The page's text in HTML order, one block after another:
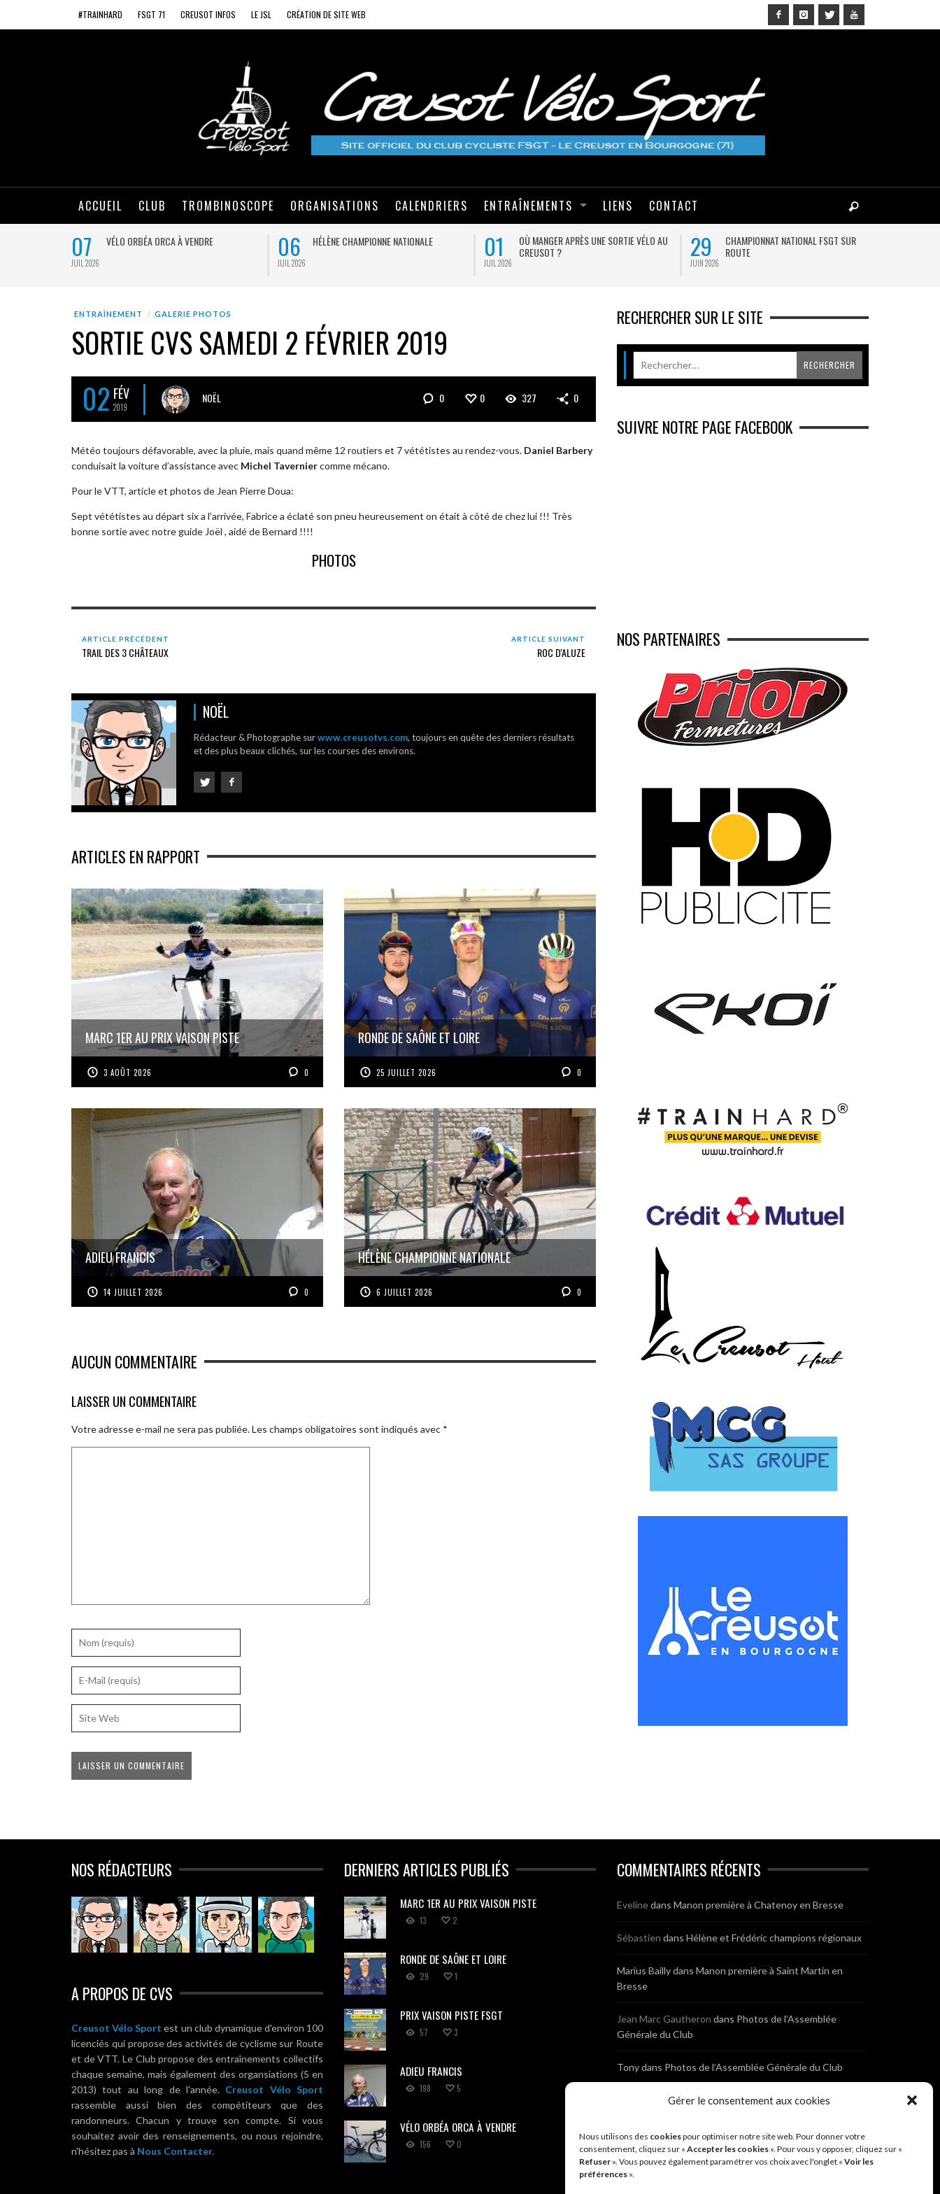
Gérer le consentement aux cookies
Nous utilisons des cookiespour optimiser notre site web. Pour donner votre
consentement, cliquez sur « Accepter les cookies ». Pour vous y opposer, cliquez sur «
Refuser ». Vous pouvez également paramétrer vos choix avec l'onglet « Voir les
préférences ».
#TRAINHARD FSGT 71 CREUSOT INFOS LE JSL CRÉATION DE SITE WEB
ACCUEIL CLUB TROMBINOSCOPE ORGANISATIONS CALENDRIERS ENTRAÎNEMENTS LIENS CONTACT
07
JUIL 2026
VÉLO ORBÉA ORCA À VENDRE 06
JUIL 2026
HÉLÈNE CHAMPIONNE NATIONALE 01
JUIL 2026
OÙ MANGER APRÈS UNE SORTIE VÉLO AU
CREUSOT ?
29
JUIN 2026
CHAMPIONNAT NATIONAL FSGT SUR
ROUTE
ENTRAÎNEMENT GALERIE PHOTOS
SORTIE CVS SAMEDI 2 FÉVRIER 2019
02 FÉV
2019
NOËL 0 0 327 0
Météo toujours défavorable, avec la pluie, mais quand même 12 routiers et 7 vététistes au rendez-vous. Daniel Barbery
conduisait la voiture d’assistance avec Michel Taverniercomme mécano.
Pour le VTT, article et photos de Jean Pierre Doua:
Sept vététistes au départ six a l’arrivée, Fabrice a éclaté son pneu heureusement on était à côté de chez lui !!! Très
bonne sortie avec notre guide Joël , aidé de Bernard !!!!
PHOTOS
ARTICLE PRÉCÉDENT
TRAIL DES 3 CHÂTEAUX
ARTICLE SUIVANT
ROC D'ALUZE
NOËL
Rédacteur & Photographe surwww.creusotvs.com, toujours en quête des derniers résultats
et des plus beaux clichés, sur les courses des environs.
ARTICLES EN RAPPORT
MARC 1ER AU PRIX VAISON PISTE
3 AOÛT 2026 0
RONDE DE SAÔNE ET LOIRE
25 JUILLET 2026 0
ADIEU FRANCIS
14 JUILLET 2026 0
HÉLÈNE CHAMPIONNE NATIONALE
6 JUILLET 2026 0
AUCUN COMMENTAIRE
LAISSER UN COMMENTAIRE
Votre adresse e-mail ne sera pas publiée.Les champs obligatoires sont indiqués avec *
RECHERCHER SUR LE SITE
SUIVRE NOTRE PAGE FACEBOOK
NOS PARTENAIRES
NOS RÉDACTEURS
A PROPOS DE CVS
Creusot Vélo Sport est un club dynamique d'environ 100
licenciés qui propose des activités de cyclisme sur Route
et de VTT. Le Club propose des entraînements collectifs
chaque semaine, mais également des organsiations (5 en
2013) tout au long de l'année. Creusot Vélo Sport
rassemble aussi bien des compétiteurs que des
randonneurs. Chacun y trouve son compte. Si vous
souhaitez avoir des renseignements, ou nous rejoindre,
n'hésitez pas à Nous Contacter.
DERNIERS ARTICLES PUBLIÉS
MARC 1ER AU PRIX VAISON PISTE
13 2
RONDE DE SAÔNE ET LOIRE
29 1
PRIX VAISON PISTE FSGT
57 3
ADIEU FRANCIS
198 5
VÉLO ORBÉA ORCA À VENDRE
156 0
COMMENTAIRES RÉCENTS
Evelinedans Manon première à Chatenoy en Bresse
Sébastien dans Hélène et Frédéric champions régionaux
Marius Baillydans Manon première à Saint Martin en
Bresse
Jean Marc Gautheron dans Photos de l’Assemblée
Générale du Club
Tonydans Photos de l’Assemblée Générale du Club
dansCyclocross de Brochon (21)
BreniauxdansCyclocross de Brochon (21)
AnonymedansDiététique Nutrition 71 – Cécile Guyon
Robert